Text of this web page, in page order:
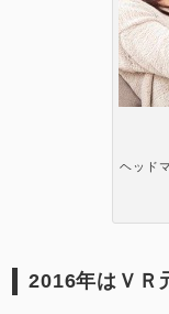
ヘッド
2016年はＶＲ